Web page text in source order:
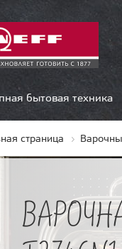
бытовая техника
страница